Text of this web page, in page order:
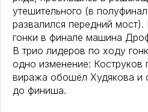
утешительного (в
развалился передний
гонки в финале машина
В трио лидеров по ходу
одно изменение: Коструков
виража обошёл Худякова и
до финиша.